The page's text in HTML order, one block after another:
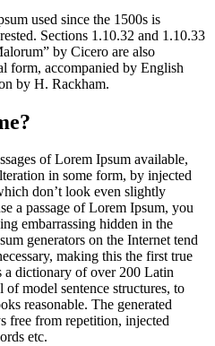
used since the 1500s is
Sections 1.10.32 and 1.10.33
by Cicero are also
form, accompanied by English
by H. Rackham.
of Lorem Ipsum available,
in some form, by injected
don’t look even slightly
a passage of Lorem Ipsum, you
embarrassing hidden in the
generators on the Internet tend
making this the first true
a dictionary of over 200 Latin
model sentence structures, to
reasonable. The generated
free from repetition, injected
etc.